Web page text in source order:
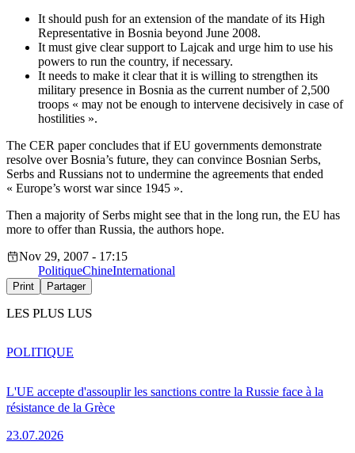
It should push for an extension of the mandate of its High
Representative in Bosnia beyond June 2008.
It must give clear support to Lajcak and urge him to use his
powers to run the country, if necessary.
It needs to make it clear that it is willing to strengthen its
military presence in Bosnia as the current number of 2,500
troops « may not be enough to intervene decisively in case of
hostilities ».
The CER paper concludes that if EU governments demonstrate
resolve over Bosnia’s future, they can convince Bosnian Serbs,
Serbs and Russians not to undermine the agreements that ended
« Europe’s worst war since 1945 ».
Then a majority of Serbs might see that in the long run, the EU has
more to offer than Russia, the authors hope.
Nov 29, 2007 - 17:15
PolitiqueChineInternational
Print Partager
LES PLUS LUS
L'UE accepte d'assouplir les sanctions contre la Russie face à la
résistance de la Grèce
23.07.2026
POLITIQUE